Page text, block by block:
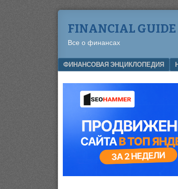
FINANCIAL GUIDE
Все о финансах
Menu
SKIP TO CONTENT
ФИНАНСОВАЯ ЭНЦИКЛОПЕДИЯ